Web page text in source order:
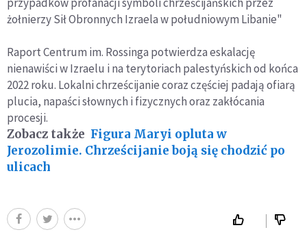
żołnierzy Sił Obronnych Izraela w południowym Libanie"
Raport Centrum im. Rossinga potwierdza eskalację
nienawiści w Izraelu i na terytoriach palestyńskich od końca
2022 roku. Lokalni chrześcijanie coraz częściej padają ofiarą
plucia, napaści słownych i fizycznych oraz zakłócania
procesji.
Zobacz także Figura Maryi opluta w
Jerozolimie. Chrześcijanie boją się chodzić po
ulicach